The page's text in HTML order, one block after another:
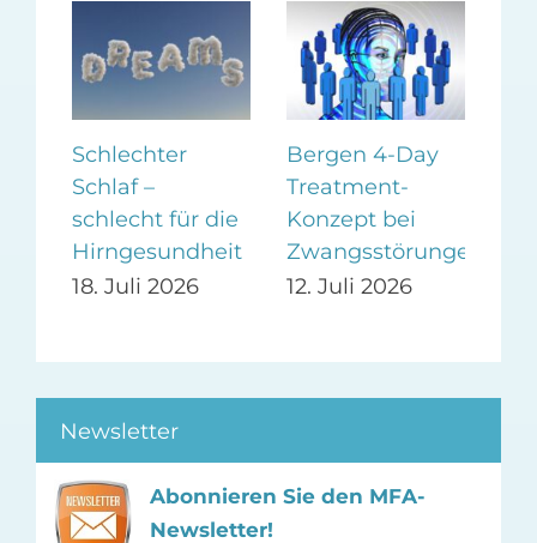
Schlechter
Schlaf –
schlecht für die
Hirngesundheit
18. Juli 2026
Bergen 4-Day
Treatment-
Konzept bei
Zwangsstörungen
12. Juli 2026
Newsletter
Abonnieren Sie den MFA-
Newsletter!